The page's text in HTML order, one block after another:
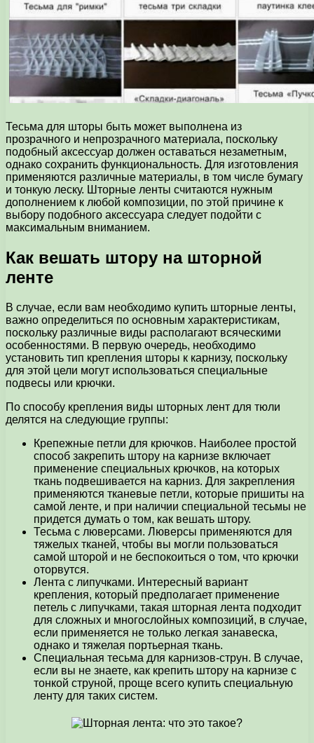
Тесьма для шторы быть может выполнена из
прозрачного и непрозрачного материала, поскольку
подобный аксессуар должен оставаться незаметным,
однако сохранить функциональность. Для изготовления
применяются различные материалы, в том числе бумагу
и тонкую леску. Шторные ленты считаются нужным
дополнением к любой композиции, по этой причине к
выбору подобного аксессуара следует подойти с
максимальным вниманием.
Как вешать штору на шторной
ленте
В случае, если вам необходимо купить шторные ленты,
важно определиться по основным характеристикам,
поскольку различные виды располагают всяческими
особенностями. В первую очередь, необходимо
установить тип крепления шторы к карнизу, поскольку
для этой цели могут использоваться специальные
подвесы или крючки.
По способу крепления виды шторных лент для тюли
делятся на следующие группы:
Крепежные петли для крючков. Наиболее простой
способ закрепить штору на карнизе включает
применение специальных крючков, на которых
ткань подвешивается на карниз. Для закрепления
применяются тканевые петли, которые пришиты на
самой ленте, и при наличии специальной тесьмы не
придется думать о том, как вешать штору.
Тесьма с люверсами. Люверсы применяются для
тяжелых тканей, чтобы вы могли пользоваться
самой шторой и не беспокоиться о том, что крючки
оторвутся.
Лента с липучками. Интересный вариант
крепления, который предполагает применение
петель с липучками, такая шторная лента подходит
для сложных и многослойных композиций, в случае,
если применяется не только легкая занавеска,
однако и тяжелая портьерная ткань.
Специальная тесьма для карнизов-струн. В случае,
если вы не знаете, как крепить штору на карнизе с
тонкой струной, проще всего купить специальную
ленту для таких систем.